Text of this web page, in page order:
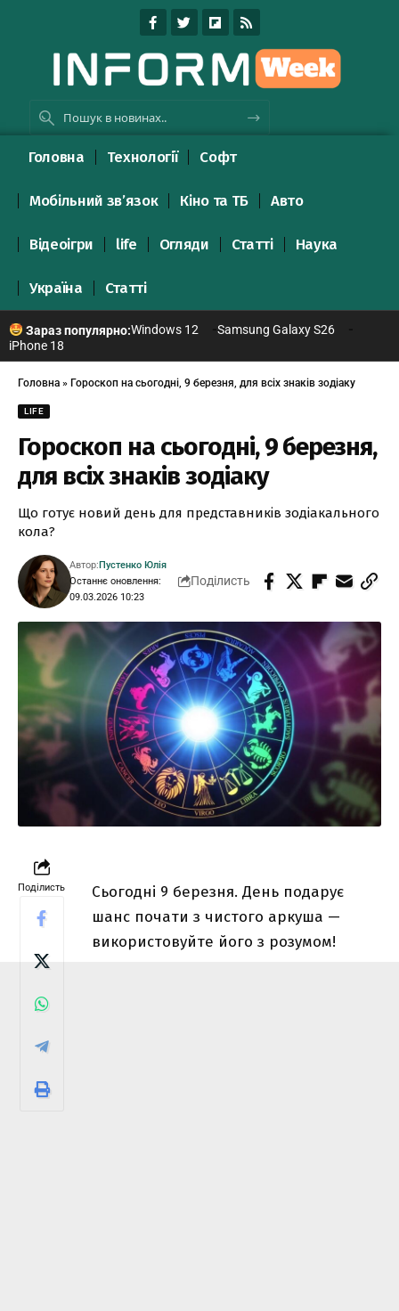
Головна Технології Софт
Мобільний зв’язок Кіно та ТБ Авто
Відеоігри life Огляди Статті Наука
Україна Статті
Зараз популярно:Windows 12
Samsung Galaxy S26
iPhone 18
Головна » Гороскоп на сьогодні, 9 березня, для всіх знаків зодіаку
LIFE
Гороскоп на сьогодні, 9 березня,
для всіх знаків зодіаку
Що готує новий день для представників зодіакального
кола?
Останнє оновлення:
09.03.2026 10:23
Автор:Пустенко Юлія
Поділисть
Поділисть
Сьогодні 9 березня. День подарує
шанс почати з чистого аркуша —
використовуйте його з розумом!